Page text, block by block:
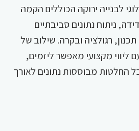
לבנייה ירוקה הכוללים הקמה
ניתוח נתונים סביבתיים
רגולציה ובקרה. שילוב של
ליווי מקצועי מאפשר ליזמים,
החלטות מבוססות נתונים לאורך